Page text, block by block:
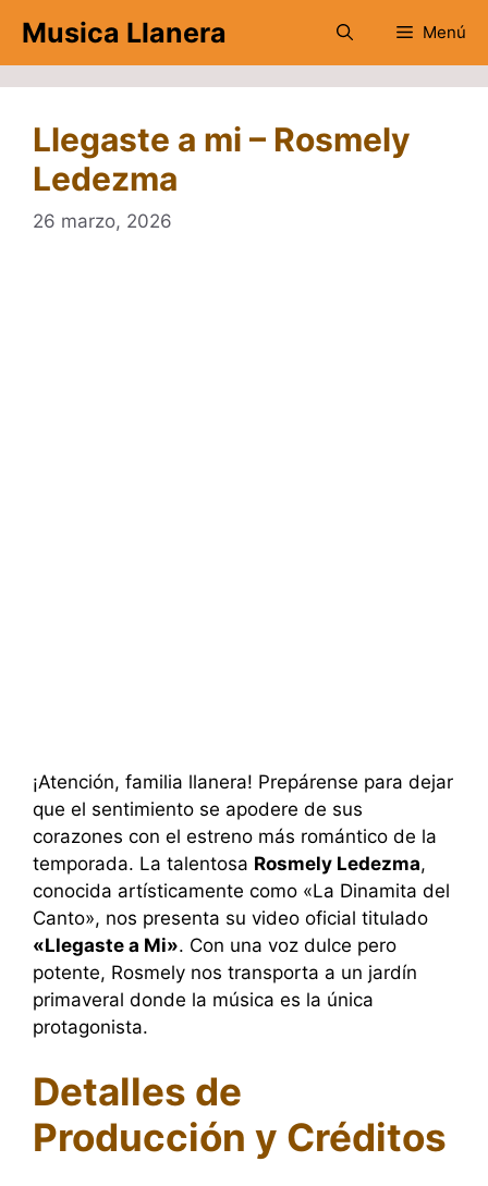
contenido
Musica Llanera Menú
Llegaste a mi – Rosmely
Ledezma
26 marzo, 2026
¡Atención, familia llanera! Prepárense para dejar
que el sentimiento se apodere de sus
corazones con el estreno más romántico de la
temporada. La talentosa Rosmely Ledezma,
conocida artísticamente como «La Dinamita del
Canto», nos presenta su video oficial titulado
«Llegaste a Mi». Con una voz dulce pero
potente, Rosmely nos transporta a un jardín
primaveral donde la música es la única
protagonista.
Detalles de
Producción y Créditos